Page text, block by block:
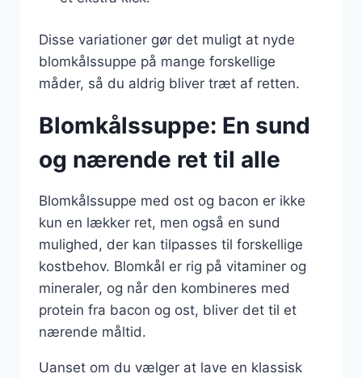
Disse variationer gør det muligt at nyde
blomkålssuppe på mange forskellige
måder, så du aldrig bliver træt af retten.
Blomkålssuppe: En sund
og nærende ret til alle
Blomkålssuppe med ost og bacon er ikke
kun en lækker ret, men også en sund
mulighed, der kan tilpasses til forskellige
kostbehov. Blomkål er rig på vitaminer og
mineraler, og når den kombineres med
protein fra bacon og ost, bliver det til et
nærende måltid.
Uanset om du vælger at lave en klassisk